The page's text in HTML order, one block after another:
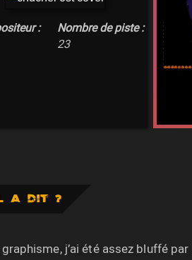
:
Nombre de piste :
23
A DIT ?
j’ai été assez bluffé